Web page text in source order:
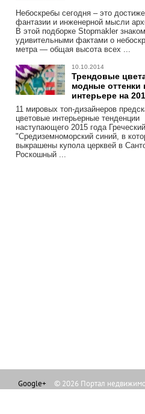
Небоскребы сегодня – это
фантазии и инженерной мысли
В этой подборке Stopmakler
удивительными фактами о
метра — общая высота всех ...
10.10.2014
Трендовые
модные оттенки
интерьере на
11 мировых топ-дизайнеров
цветовые интерьерные тенденции
наступающего 2015 года
"Средиземноморский синий, в
выкрашены купола церквей в
Роскошный ...
Google+ © 2026 Портал